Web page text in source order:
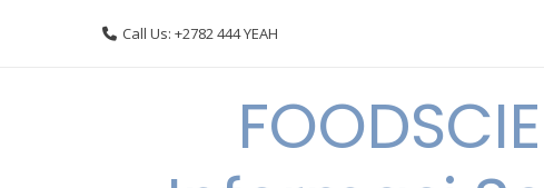
Call Us: +2782 444 YEAH